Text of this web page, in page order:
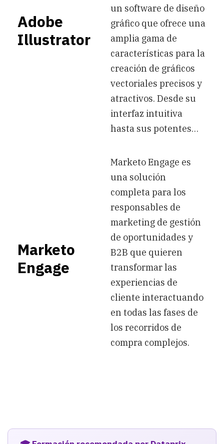
Adobe
Illustrator
un software de diseño
gráfico que ofrece una
amplia gama de
características para la
creación de gráficos
vectoriales precisos y
atractivos. Desde su
interfaz intuitiva
hasta sus potentes…
Marketo
Engage
Marketo Engage es
una solución
completa para los
responsables de
marketing de gestión
de oportunidades y
B2B que quieren
transformar las
experiencias de
cliente interactuando
en todas las fases de
los recorridos de
compra complejos.